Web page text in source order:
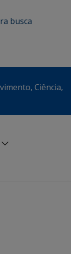
busca
Ciência,